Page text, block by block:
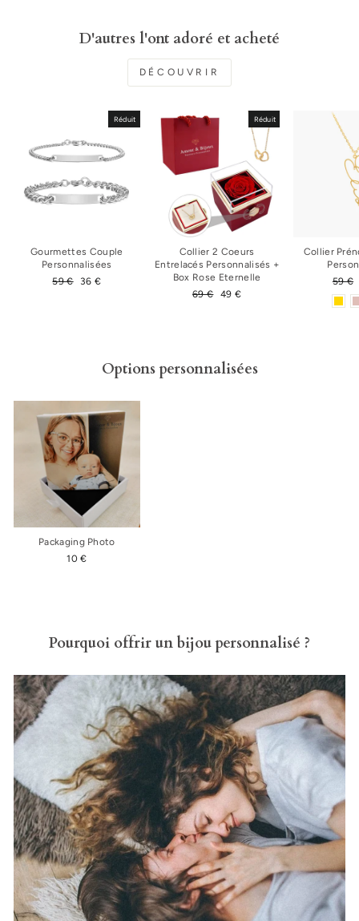
D'autres l'ont adoré et acheté
DÉCOUVRIR
Réduit
Gourmettes Couple
Personnalisées
Prix
59 €
Prix
36 €
Réduit
Collier 2 Coeurs
Entrelacés Personnalisés +
Box Rose Eternelle
Prix
69 €
Prix
49 €
Collier
Prix
59 €
Options personnalisées
Packaging Photo
10 €
Pourquoi offrir un bijou personnalisé ?